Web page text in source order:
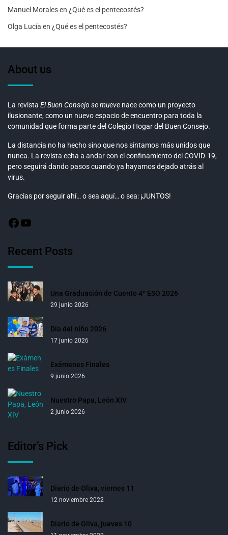
Manuel Moralesen ¿Qué es el pentecostés?
Olga Lucía en ¿Qué es el pentecostés?
About us
La revista El Buen Consejo se mueve nace como un proyecto
ilusionante, como un nuevo espacio de encuentro para toda la
comunidad que forma parte del Colegio Hogar del Buen Consejo.
La distancia no ha hecho sino que nos sintamos más unidos que
nunca. La revista echa a andar con el confinamiento del COVID-19,
pero seguirá dando pasos cuando ya hayamos dejado atrás al
virus.
Gracias por seguir ahí… o sea aquí… o sea: ¡JUNTOS!
Recent Posts
Una Graduación de Cuento 4º ESO 2026
29 junio 2026
Día del niño 2026
17 junio 2026
Exámenes Finales
9 junio 2026
Nuestro Papa, León XIV
2 junio 2026
Editor’s Pick
Diario de Oliva, viernes 11
12 noviembre 2022
Diario de Oliva, jueves 10